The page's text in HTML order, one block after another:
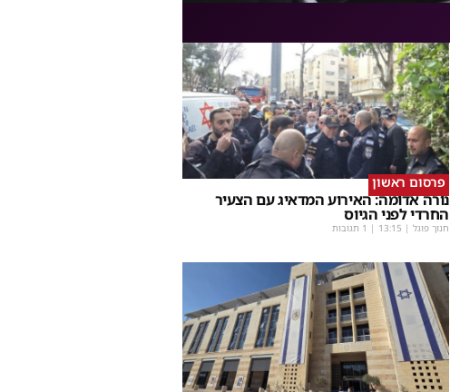
פרסום ראשון
נורה אדומה: האירוע המדאיג עם הצעיר
החרדי לפני הגיוס
חנוך פוגל |
13:15 | 1 תגובות